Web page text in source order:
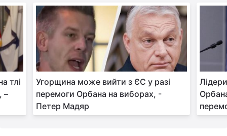
тлі
–
Угорщина може вийти з ЄС у разі
перемоги Орбана на виборах, -
Петер Мадяр